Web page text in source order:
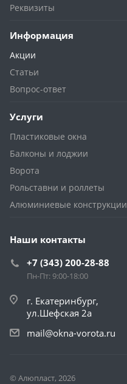
Реквизиты
Информация
Акции
Статьи
Вопрос-ответ
Услуги
Пластиковые окна
Балконы и лоджии
Ворота
Рольставни и роллеты
Алюминиевые конструкции
Наши контакты
+7 (343) 200-28-88
Пн-Пт: 9:00-18:00
г. Екатеринбург,
ул.Шефская 2а
mail@okna-vorota.ru
© Алюпласт, 2026